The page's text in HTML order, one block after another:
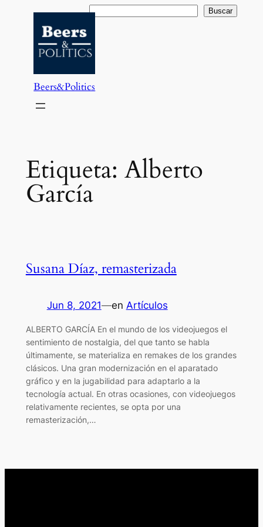
contenido
Buscar Buscar
Beers&Politics
Etiqueta: Alberto
García
Susana Díaz, remasterizada
Jun 8, 2021—en Artículos
ALBERTO GARCÍA En el mundo de los videojuegos el
sentimiento de nostalgia, del que tanto se habla
últimamente, se materializa en remakes de los grandes
clásicos. Una gran modernización en el aparatado
gráfico y en la jugabilidad para adaptarlo a la
tecnología actual. En otras ocasiones, con videojuegos
relativamente recientes, se opta por una
remasterización,…